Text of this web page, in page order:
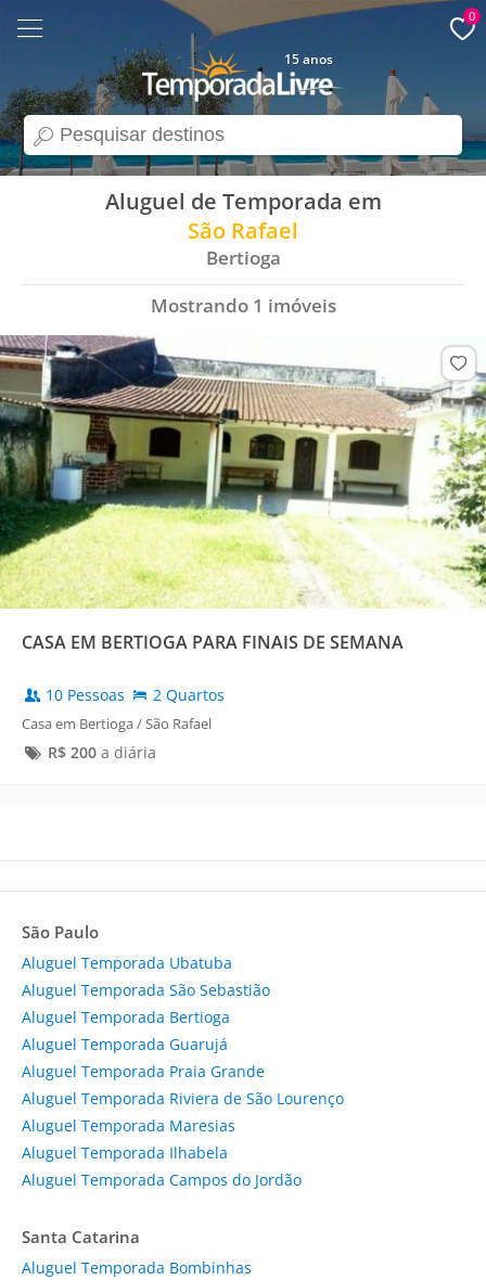
search
15 anos
0
Aluguel de Temporada em
São Rafael
Bertioga
Mostrando 1 imóveis
CASA EM BERTIOGA PARA FINAIS DE SEMANA
10 Pessoas 2 Quartos
Casa em Bertioga / São Rafael
R$ 200a diária
São Paulo
Aluguel Temporada Ubatuba
Aluguel Temporada São Sebastião
Aluguel Temporada Bertioga
Aluguel Temporada Guarujá
Aluguel Temporada Praia Grande
Aluguel Temporada Riviera de São Lourenço
Aluguel Temporada Maresias
Aluguel Temporada Ilhabela
Aluguel Temporada Campos do Jordão
Santa Catarina
Aluguel Temporada Bombinhas